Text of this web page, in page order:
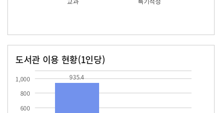
도서관 이용 현황(1인당)
600
800
1,000 935.4